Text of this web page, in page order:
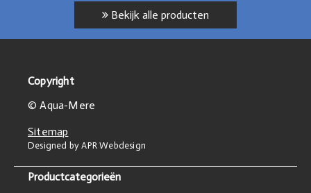
Bekijk alle producten
Copyright
© Aqua-Mere
Sitemap
Designed by APR Webdesign
Productcategorieën